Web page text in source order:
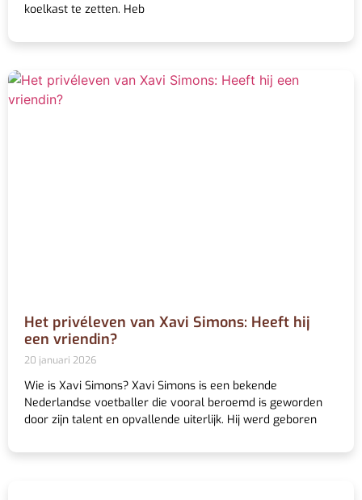
koelkast te zetten. Heb
Het privéleven van Xavi Simons: Heeft hij
een vriendin?
20 januari 2026
Wie is Xavi Simons? Xavi Simons is een bekende
Nederlandse voetballer die vooral beroemd is geworden
door zijn talent en opvallende uiterlijk. Hij werd geboren